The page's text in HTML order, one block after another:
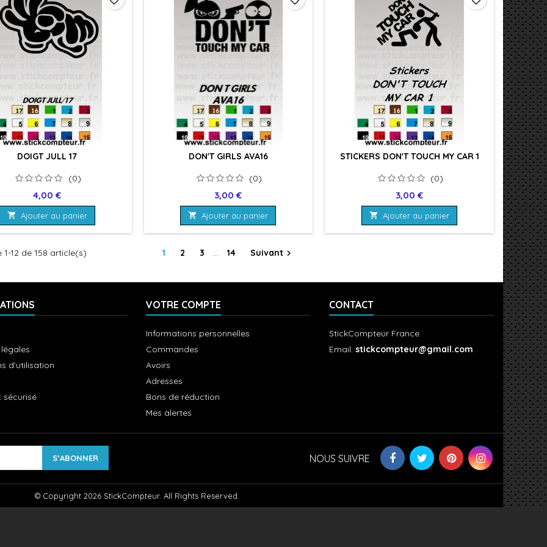
DOIGT JULL 17
(0)
Prix
4,00 €
 Ajouter au panier
DON'T GIRLS AVA16
(0)
Prix
3,00 €
 Ajouter au panier
STICKERS DON'T TOUCH MY CAR 1
(0)
Prix
3,00 €
 Ajouter au panier
12 de 158 article(s) 1 2 3 … 14 Suivant 
d'utilisation
sécurisé
VOTRE COMPTE
Informations personnelles
Commandes
Avoirs
Adresses
Bons de réduction
Mes alertes
CONTACT
StickCompteur France
Email: stickcompteur@gmail.com
NOUS SUIVRE
© Copyright 2026 StickCompteur. All Rights Reserved.